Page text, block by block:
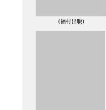
(福村出版)